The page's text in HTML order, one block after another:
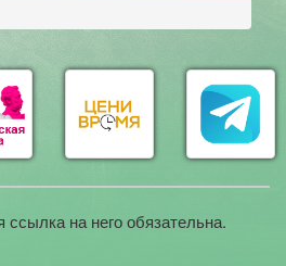
на него обязательна.